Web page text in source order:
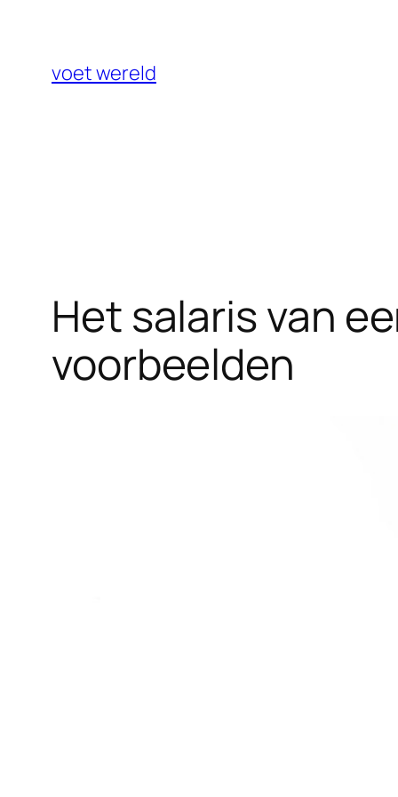
voet wereld
Het salaris van
voorbeelden